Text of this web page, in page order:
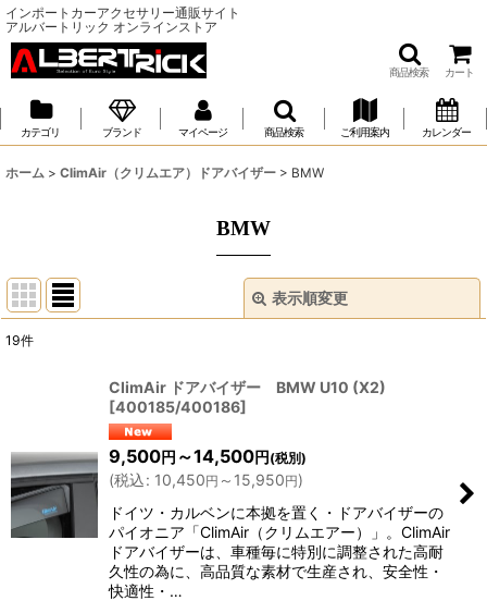
インポートカーアクセサリー通販サイト
アルバートリック オンラインストア
商品検索 カート
カテゴリ ブランド マイページ 商品検索 ご利用案内 カレンダー
ホーム > ClimAir（クリムエア）ドアバイザー > BMW
BMW
表示順変更
絞り込む
19件
ClimAir ドアバイザー BMW U10 (X2)
[400185/400186]
9,500円 ～14,500円 (税別)
(税込: 10,450円 ～15,950円)
ドイツ・カルベンに本拠を置く・ドアバイザーの
パイオニア「ClimAir（クリムエアー）」。ClimAir
ドアバイザーは、車種毎に特別に調整された高耐
久性の為に、高品質な素材で生産され、安全性・
快適性・…